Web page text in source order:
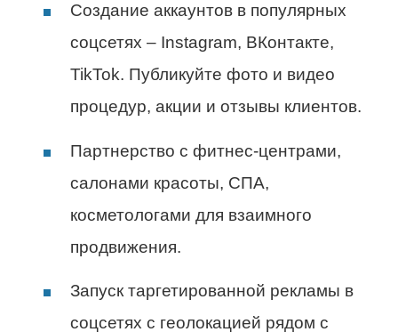
Создание аккаунтов в популярных
соцсетях – Instagram, ВКонтакте,
TikTok. Публикуйте фото и видео
процедур, акции и отзывы клиентов.
Партнерство с фитнес-центрами,
салонами красоты, СПА,
косметологами для взаимного
продвижения.
Запуск таргетированной рекламы в
соцсетях с геолокацией рядом с